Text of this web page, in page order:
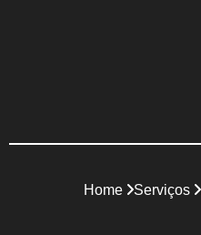
Home Serviços